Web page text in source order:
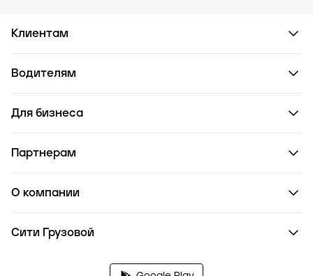
Клиентам
Водителям
Для бизнеса
Партнерам
О компании
Сити Грузовой